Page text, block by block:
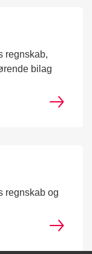
regnskab,
bilag
regnskab og